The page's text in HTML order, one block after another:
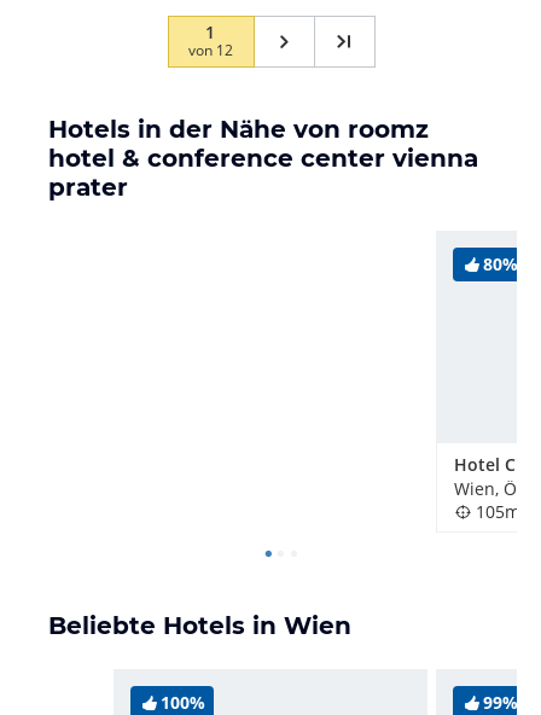
1
von 12
Hotels in der Nähe von roomz
hotel & conference center vienna
prater
80%
Wien,
105m
Beliebte Hotels in Wien
100% 99%